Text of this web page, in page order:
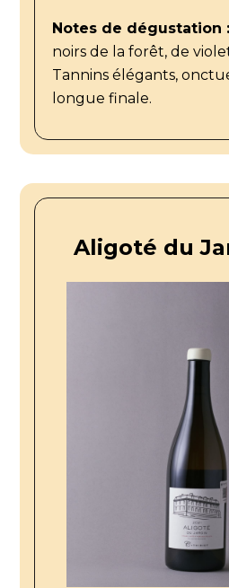
Notes de dégustation :
noirs de la forêt, de
Tannins élégants,
longue finale.
Aligoté du